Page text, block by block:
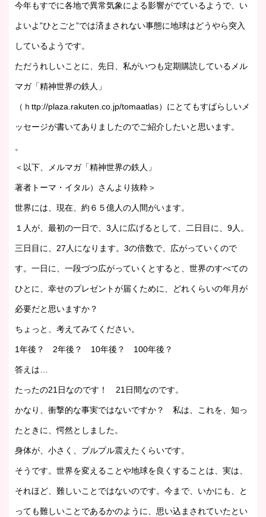
今年もすでに各地で異常気象による影響がでているようで、い
よいよ”ひとごと”では済まされない事態に地球はどうやら突入
しているようです。
ただうれしいことに、先日、私がいつも定期購読しているメル
マガ「精神世界の鉄人」
（ｈttp://plaza.rakuten.co.jp/tomaatlas）にとてもすばらしいメ
ッセージが書いてありましたのでご紹介したいと思います。
。
＜以下、メルマガ「精神世界の鉄人」
著者トーマ・イタル）さんより抜粋＞
世界には、現在、約６５億人の人間がいます。
１人が、最初の一日で、3人に広げるとして、二日目に、9人。
三日目に、27人になります。3の倍数で、広がっていくので
す。一日に、一段づつ広がっていくとすると、世界のすべての
ひとに、幸せのプレゼントが届くために、どれくらいの年月が
必要だと思いますか？
ちょっと、考えてみてください。
1年後？ 2年後？ 10年後？ 100年後？
答えは…
たったの21日なのです！ 21日間なのです。
かなり、衝撃的な事実ではないですか？ 私は、これを、知っ
たときに、愕然としました。
身体が、小さく、プルプル震えたくらいです。
そうです。世界を変えることや地球を良くすることは、実は、
それほど、難しいことではないのです。今まで、いかにも、と
っても難しいことであるかのように、思い込まされていたとい